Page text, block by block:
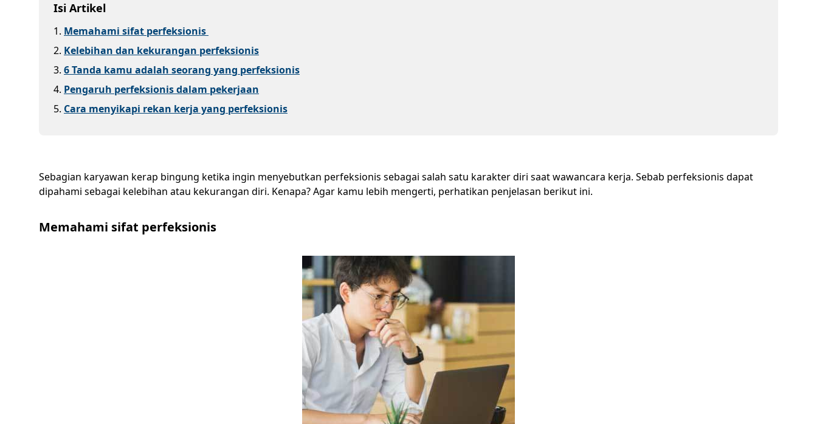
Isi Artikel
1. Memahami sifat perfeksionis
2. Kelebihan dan kekurangan perfeksionis
3. 6 Tanda kamu adalah seorang yang perfeksionis
4. Pengaruh perfeksionis dalam pekerjaan
5. Cara menyikapi rekan kerja yang perfeksionis
Sebagian karyawan kerap bingung ketika ingin menyebutkan perfeksionis sebagai salah satu karakter diri saat wawancara kerja. Sebab perfeksionis dapat
dipahami sebagai kelebihan atau kekurangan diri. Kenapa? Agar kamu lebih mengerti, perhatikan penjelasan berikut ini.
Memahami sifat perfeksionis